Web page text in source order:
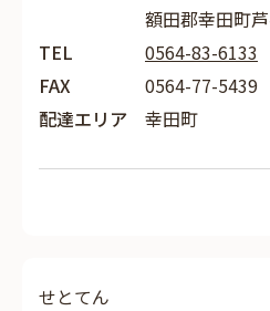
額田郡幸田町
TEL
0564-83-6133
FAX
0564-77-5439
配達エリア
幸田町
せとてん